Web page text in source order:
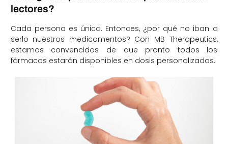
lectores?
Cada persona es única. Entonces, ¿por qué no iban a
serlo nuestros medicamentos? Con MB Therapeutics,
estamos convencidos de que pronto todos los
fármacos estarán disponibles en dosis personalizadas.